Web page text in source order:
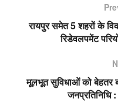
रायपुर समेत 5 शहरों के
रिडेवलपमेंट
मूलभूत सुविधाओं को बेहतर
जनप्रतिनिधि